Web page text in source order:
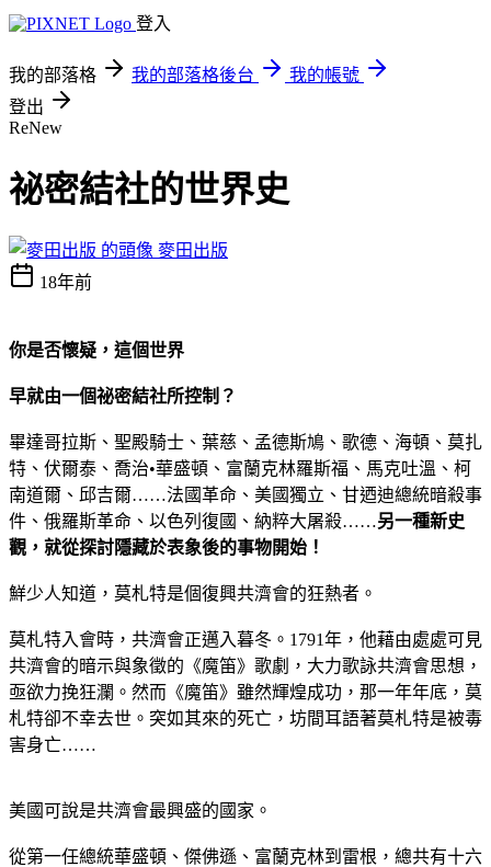
登入
我的部落格 我的部落格後台
我的帳號
登出
ReNew
祕密結社的世界史
麥田出版
18年前
你是否懷疑，這個世界
早就由一個祕密結社所控制？
畢達哥拉斯、聖殿騎士、葉慈、孟德斯鳩、歌德、海頓、莫扎
特、伏爾泰、喬治•華盛頓、富蘭克林羅斯福、馬克吐溫、柯
南道爾、邱吉爾……法國革命、美國獨立、甘迺迪總統暗殺事
件、俄羅斯革命、以色列復國、納粹大屠殺……另一種新史
觀，就從探討隱藏於表象後的事物開始！
鮮少人知道，莫札特是個復興共濟會的狂熱者。
莫札特入會時，共濟會正邁入暮冬。1791年，他藉由處處可見
共濟會的暗示與象徵的《魔笛》歌劇，大力歌詠共濟會思想，
亟欲力挽狂瀾。然而《魔笛》雖然輝煌成功，那一年年底，莫
札特卻不幸去世。突如其來的死亡，坊間耳語著莫札特是被毒
害身亡……
美國可說是共濟會最興盛的國家。
從第一任總統華盛頓、傑佛遜、富蘭克林到雷根，總共有十六